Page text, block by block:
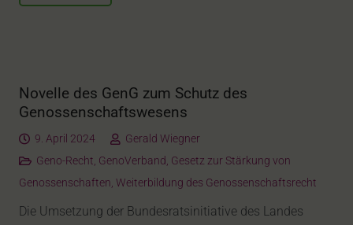
Novelle des GenG zum Schutz des
Genossenschaftswesens
9. April 2024
Gerald Wiegner
Geno-Recht, GenoVerband, Gesetz zur Stärkung von
Genossenschaften, Weiterbildung des Genossenschaftsrecht
Die Umsetzung der Bundesratsinitiative des Landes